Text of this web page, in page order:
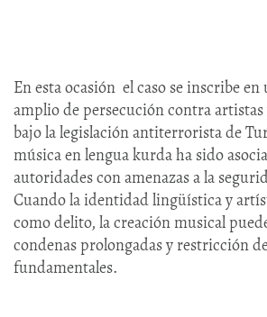
En esta ocasión el caso se inscribe
amplio de persecución contra
bajo la legislación antiterrorista de
música en lengua kurda ha sido
autoridades con amenazas a la
Cuando la identidad lingüística y
como delito, la creación musical
condenas prolongadas y restricción
fundamentales.